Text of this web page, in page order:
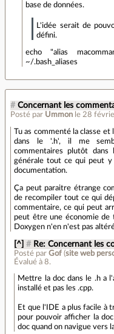
base de données.
L'idée serait de
défini.
echo "alias
~/.bash_aliases
# Concernant les
Posté par Ummon le 28
Tu as commenté la classe et
dans le '.h', il me
commentaires plutôt
générale tout ce qui peut
documentation.
Ça peut paraitre étrange
de recompiler tout ce qui
commentaire, ce qui peut
peut être une économie de
Doxygen n'en n'est pas
[^] # Re: Concernant les
Posté parGof (site web
Évalué à8.
Mettre la doc dans le .h a
installé et pas les .cpp.
Et que l'IDE a plus facile à
pour pouvoir afficher la
doc quand on navigue vers